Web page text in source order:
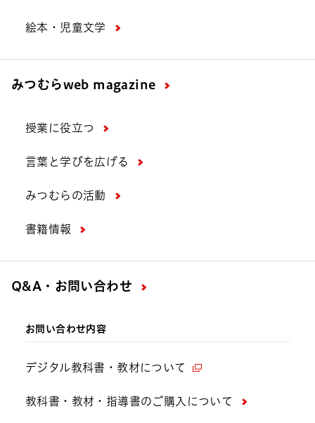
絵本・児童文学
みつむらweb magazine
授業に役立つ
言葉と学びを広げる
みつむらの活動
書籍情報
Q&A・お問い合わせ
お問い合わせ内容
デジタル教科書・教材について
教科書・教材・指導書のご購入について